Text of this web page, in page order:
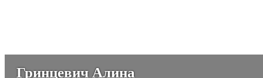
Гринцевич Алина